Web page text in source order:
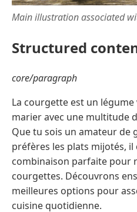
Main illustration associated
Structured
core/paragraph
La courgette est un
marier avec une multitude
Que tu sois un amateur de
préfères les plats mijotés,
combinaison parfaite pour
courgettes. Découvrons
meilleures options pour
cuisine quotidienne.